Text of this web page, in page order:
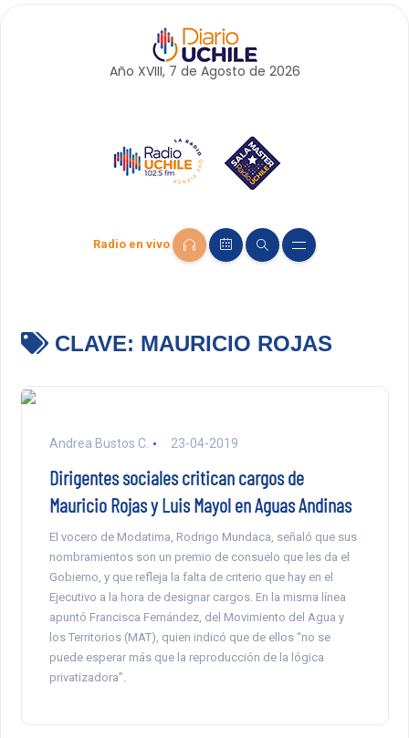
Año XVIII, 7 de Agosto de 2026
Radio en vivo
CLAVE: MAURICIO ROJAS
Andrea Bustos C. 23-04-2019
Dirigentes sociales critican cargos de
Mauricio Rojas y Luis Mayol en Aguas Andinas
El vocero de Modatima, Rodrigo Mundaca, señaló que sus
nombramientos son un premio de consuelo que les da el
Gobierno, y que refleja la falta de criterio que hay en el
Ejecutivo a la hora de designar cargos. En la misma línea
apuntó Francisca Fernández, del Movimiento del Agua y
los Territorios (MAT), quien indicó que de ellos “no se
puede esperar más que la reproducción de la lógica
privatizadora”.